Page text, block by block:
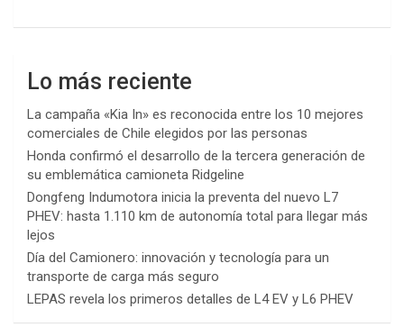
Lo más reciente
La campaña «Kia In» es reconocida entre los 10 mejores
comerciales de Chile elegidos por las personas
Honda confirmó el desarrollo de la tercera generación de
su emblemática camioneta Ridgeline
Dongfeng Indumotora inicia la preventa del nuevo L7
PHEV: hasta 1.110 km de autonomía total para llegar más
lejos
Día del Camionero: innovación y tecnología para un
transporte de carga más seguro
LEPAS revela los primeros detalles de L4 EV y L6 PHEV